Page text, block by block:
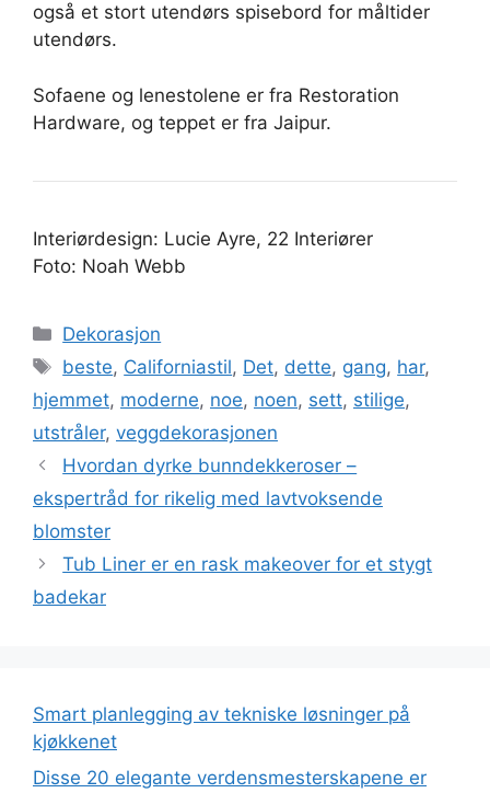
også et stort utendørs spisebord for måltider
utendørs.
Sofaene og lenestolene er fra Restoration
Hardware, og teppet er fra Jaipur.
Interiørdesign: Lucie Ayre, 22 Interiører
Foto: Noah Webb
Kategorier
Dekorasjon
Stikkord
beste, Californiastil, Det, dette, gang, har,
hjemmet, moderne, noe, noen, sett, stilige,
utstråler, veggdekorasjonen
Hvordan dyrke bunndekkeroser –
ekspertråd for rikelig med lavtvoksende
blomster
Tub Liner er en rask makeover for et stygt
badekar
Smart planlegging av tekniske løsninger på
kjøkkenet
Disse 20 elegante verdensmesterskapene er